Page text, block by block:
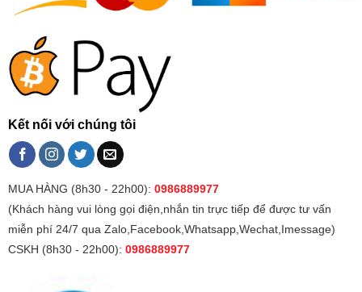
Kết nối với chúng tôi
MUA HÀNG (8h30 - 22h00): 0986889977
(Khách hàng vui lòng gọi điện,nhắn tin trực tiếp để được tư vấn
miễn phí 24/7 qua Zalo,Facebook,Whatsapp,Wechat,Imessage)
CSKH (8h30 - 22h00): 0986889977